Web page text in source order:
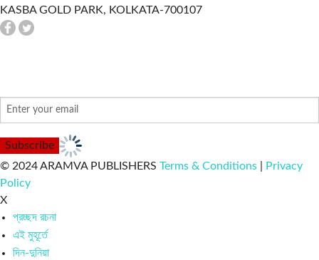
KASBA GOLD PARK, KOLKATA-700107
© 2024 ARAMVA PUBLISHERS Terms & Conditions
Privacy
Policy
X
প্রচ্ছদ রচনা
এই মুহূর্তে
দিন-দুনিয়া